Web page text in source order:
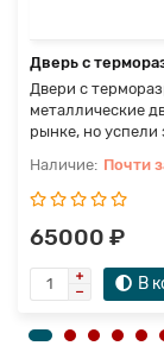
Дверь с
Двери с
металлические
рынке, но успели
Почти
65000 ₽
В